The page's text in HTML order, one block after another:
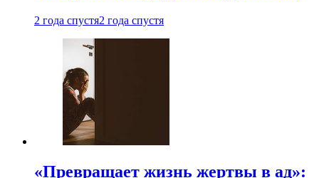
2 года спустя2 года спустя
«Превращает жизнь жертвы в ад»: